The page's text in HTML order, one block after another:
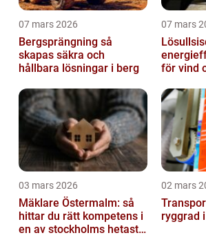
07 mars 2026
Bergsprängning så
skapas säkra och
hållbara lösningar i berg
07 mars
för vind
03 mars 2026
Mäklare Östermalm: så
hittar du rätt kompetens i
en av stockholms hetaste
02 mars
ryggrad